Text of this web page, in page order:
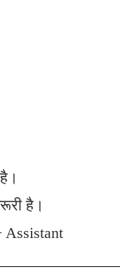
है।
Assistant